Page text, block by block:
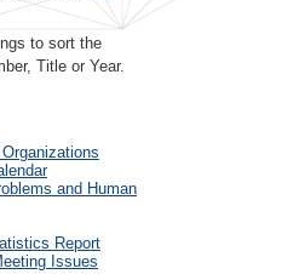
to sort the
Title or Year.
and Human
Report
Issues